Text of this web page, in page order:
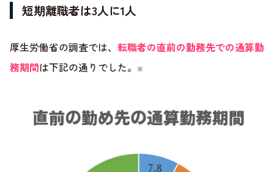
短期離職者は3人に1人
厚生労働省の調査では、 転職者の直前の勤務先での通算勤
務期間は下記の通りでした。 ※